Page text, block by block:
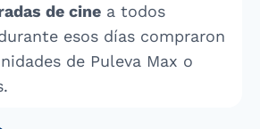
de cine a todos
esos días compraron
de Puleva Max o